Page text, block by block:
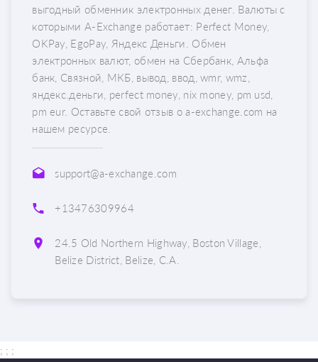
выгодный обменник электронных денег. Валюты с
которыми A-Exchange работает: Perfect Money,
OKPay, EgoPay, Яндекс Деньги. Обмен
электронных валют, обмен на Сбербанк, Альфа
банк, Связной, МКБ, вывод, ввод, wmr, wmz,
яндекс.деньги, perfect money, nix money, pm usd,
pm eur. Оставьте свой отзыв о a-exchange.com на
нашем ресурсе.
support@a-exchange.com
+13476309964
24.5 Old Northern Highway, Boston Village,
Belize District, Belize, C.A.
; ; ;